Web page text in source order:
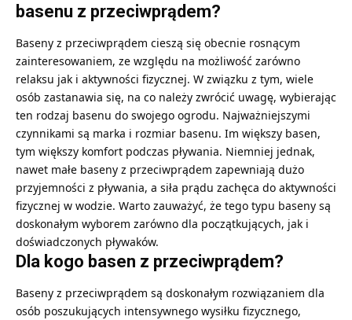
basenu z przeciwprądem?
Baseny z przeciwprądem cieszą się obecnie rosnącym
zainteresowaniem, ze względu na możliwość zarówno
relaksu jak i aktywności fizycznej. W związku z tym, wiele
osób zastanawia się, na co należy zwrócić uwagę, wybierając
ten rodzaj basenu do swojego ogrodu. Najważniejszymi
czynnikami są marka i rozmiar basenu. Im większy basen,
tym większy komfort podczas pływania. Niemniej jednak,
nawet małe baseny z przeciwprądem zapewniają dużo
przyjemności z pływania, a siła prądu zachęca do aktywności
fizycznej w wodzie. Warto zauważyć, że tego typu baseny są
doskonałym wyborem zarówno dla początkujących, jak i
doświadczonych pływaków.
Dla kogo basen z przeciwprądem?
Baseny z przeciwprądem są doskonałym rozwiązaniem dla
osób poszukujących intensywnego wysiłku fizycznego,